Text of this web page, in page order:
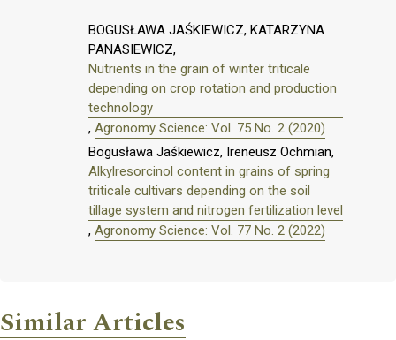
BOGUSŁAWA JAŚKIEWICZ, KATARZYNA
PANASIEWICZ,
Nutrients in the grain of winter triticale
depending on crop rotation and production
technology
, Agronomy Science: Vol. 75 No. 2 (2020)
Bogusława Jaśkiewicz, Ireneusz Ochmian,
Alkylresorcinol content in grains of spring
triticale cultivars depending on the soil
tillage system and nitrogen fertilization level
, Agronomy Science: Vol. 77 No. 2 (2022)
Similar Articles